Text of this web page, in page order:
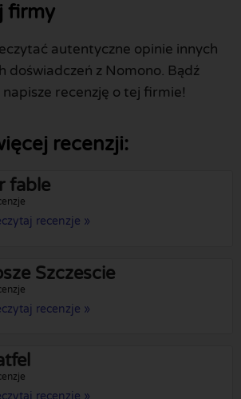
firmy
autentyczne opinie innych
doświadczeń z Nomono. Bądź
recenzję o tej firmie!
recenzji:
fable
recenzje »
Szczescie
recenzje »
recenzje »